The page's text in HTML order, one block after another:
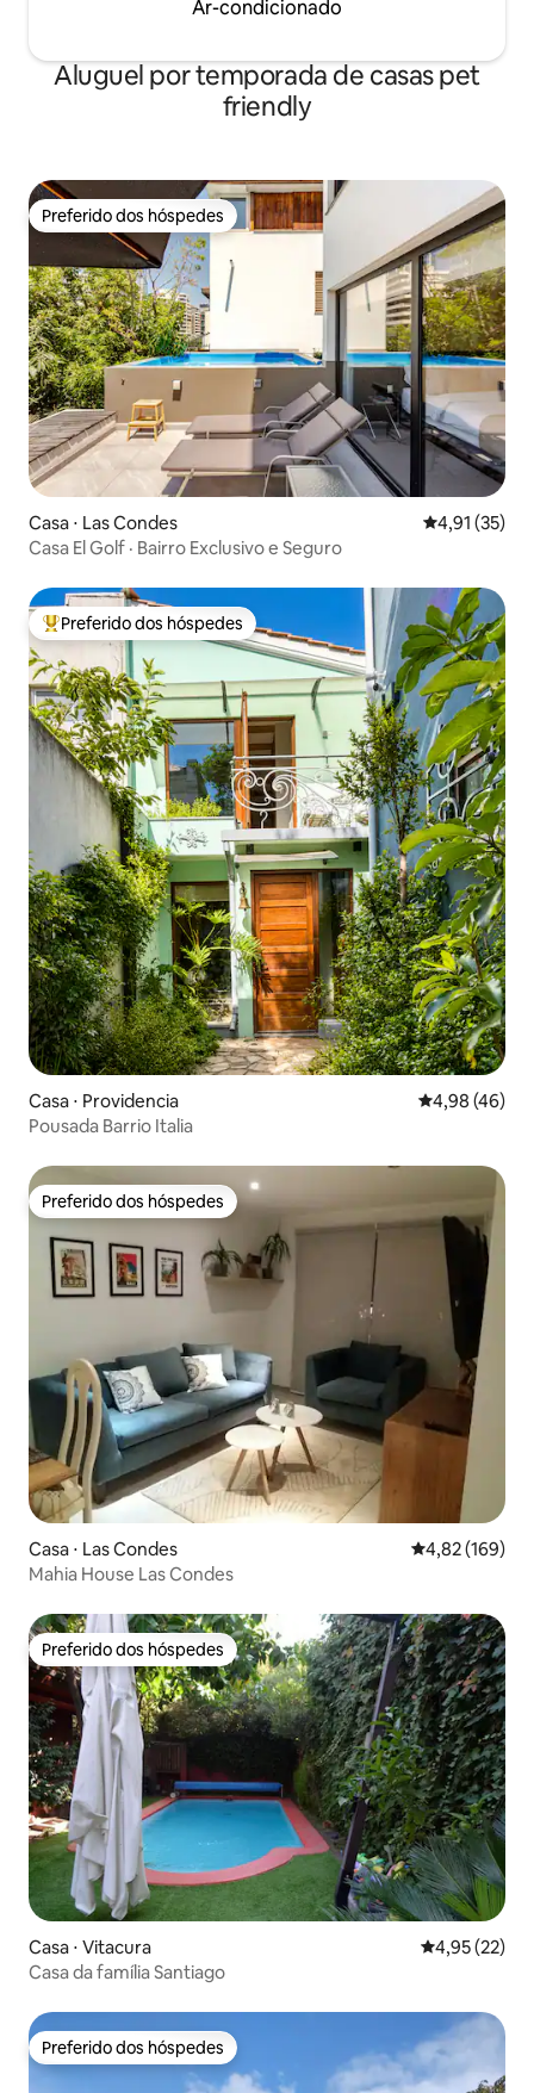
Ar-condicionado
Aluguel por temporada de casas pet
friendly
Preferido dos hóspedes
Preferido dos hóspedes
Casa ⋅ Las Condes 4,91 de uma
4,91 (35)
Casa El Golf · Bairro Exclusivo e Seguro
Entre os melhores preferidos dos hóspedes
Preferido dos hóspedes
Casa ⋅ Providencia 4,98 de uma
4,98 (46)
Pousada Barrio Italia
Preferido dos hóspedes
Preferido dos hóspedes
Casa ⋅ Las Condes 4,82 de uma
4,82 (169)
Mahia House Las Condes
Preferido dos hóspedes
Preferido dos hóspedes
Casa ⋅ Vitacura 4,95 de uma
4,95 (22)
Casa da família Santiago
Preferido dos hóspedes
Preferido dos hóspedes